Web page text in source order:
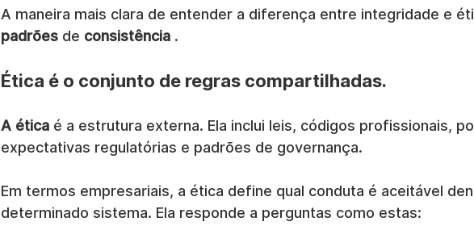
A maneira mais clara de entender a diferença entre integridade e
padrões de consistência .
Ética é o conjunto de regras compartilhadas.
A ética é a estrutura externa. Ela inclui leis, códigos profissionais,
expectativas regulatórias e padrões de governança.
Em termos empresariais, a ética define qual conduta é aceitável
determinado sistema. Ela responde a perguntas como estas: